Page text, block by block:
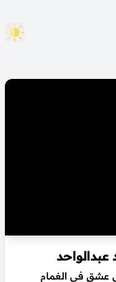
عشقٍ في الغمام